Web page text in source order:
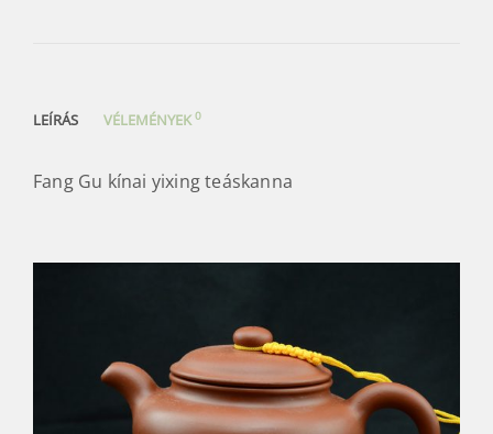
LEÍRÁS VÉLEMÉNYEK0
Fang Gu kínai yixing teáskanna